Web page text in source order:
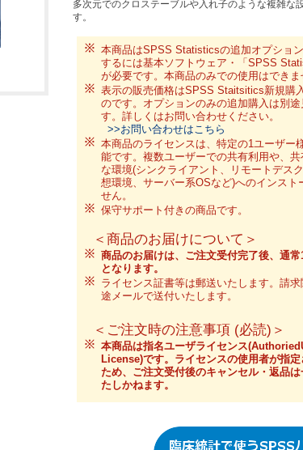
多次元でのクロステーブルや入れ子のような複雑な
す。
本商品はSPSS Statisticsの追加オプショ
するには基本ソフトウェア・「SPSS
が必要です。本商品のみでの使用はできま
表示の販売価格はSPSS Staitsitics新規購
のです。オプションのみの追加購入は別途
す。詳しくはお問い合わせください。
>>お問い合わせはこちら
本商品のライセンスは、特定の1ユーザー
能です。複数ユーザーでの共有利用や、
な環境(シンクライアント、リモートデス
想環境、サーバー系OSなど)へのインスト
せん。
保守サポート付きの商品です。
＜商品のお届けについて＞
商品のお届けは、ご注文受付完了後、通
となります。
ライセンス証書等は郵送いたします。請求
途メールで送付いたします。
＜ご注文時の注意事項 (必読)＞
本商品は指名ユーザライセンス
License)です。ライセンスの使用者が指
ため、ご注文受付後のキャンセル・返品
たしかねます。